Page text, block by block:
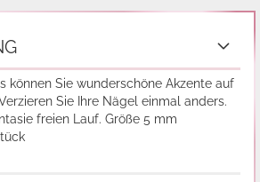
können Sie wunderschöne Akzente auf
Sie Ihre Nägel einmal anders.
freien Lauf. Größe 5 mm